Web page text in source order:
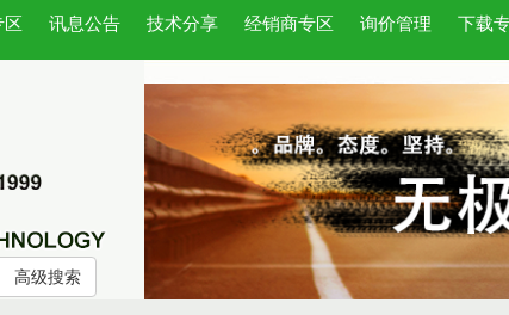
区 讯息公告 技术分享 经销商专区 询价管理 下载
高级搜索